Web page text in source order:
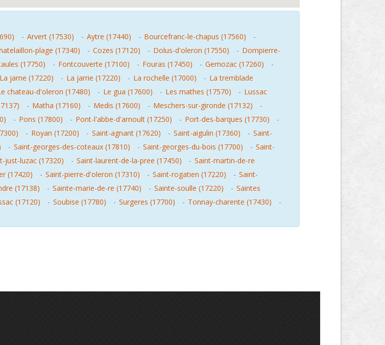
- Arvert (17530) - Aytre (17440) - Bourcefranc-le-chapus (17560)
-
plage (17340) - Cozes (17120) - Dolus-d'oleron (17550) - Dompierre-
(17750) - Fontcouverte (17100) - Fouras (17450) - Gemozac (17260)
-
La jarne (17220) - La jarrie (17220) - La rochelle (17000) - La tremblade
chateau-d'oleron (17480) - Le gua (17600) - Les mathes (17570) - Lussac
- Matha (17160) - Medis (17600) - Meschers-sur-gironde (17132)
-
- Pons (17800) - Pont-l'abbe-d'arnoult (17250) - Port-des-barques (17730)
-
- Royan (17200) - Saint-agnant (17620) - Saint-aigulin (17360) - Saint-
- Saint-georges-des-coteaux (17810) - Saint-georges-du-bois (17700) - Saint-
just-luzac (17320) - Saint-laurent-de-la-pree (17450) - Saint-martin-de-re
(17420) - Saint-pierre-d'oleron (17310) - Saint-rogatien (17220) - Saint-
(17138) - Sainte-marie-de-re (17740) - Sainte-soulle (17220) - Saintes
(17120) - Soubise (17780) - Surgeres (17700) - Tonnay-charente (17430)
-